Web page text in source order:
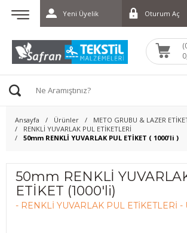
Yeni Üyelik Oturum Aç
Ansayfa Ürünler
METO GRUBU & LAZER
RENKLİ YUVARLAK PUL ETİKETLERİ
50mm RENKLİ YUVARLAK PUL ETİKET ( 1000'li )
50mm RENKLİ
ETİKET (1000'li)
- RENKLİ YUVARLAK PUL ETİKETLERİ -